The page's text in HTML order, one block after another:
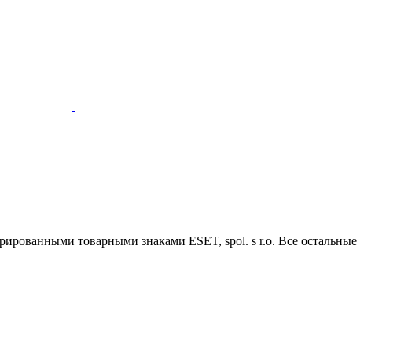
товарными знаками ESET, spol. s r.o. Все остальные